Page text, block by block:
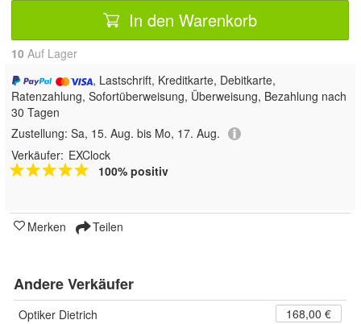
In den Warenkorb
10 Auf Lager
, Lastschrift, Kreditkarte, Debitkarte,
Ratenzahlung, Sofortüberweisung, Überweisung, Bezahlung nach
30 Tagen
Zustellung: Sa, 15. Aug. bis Mo, 17. Aug.
Verkäufer: EXClock
100% positiv
Merken Teilen
Andere Verkäufer
Optiker Dietrich
168,00 €